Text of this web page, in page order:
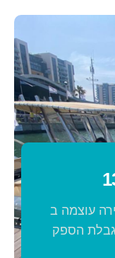
עוצמה ב
ללא הגבלת הספק